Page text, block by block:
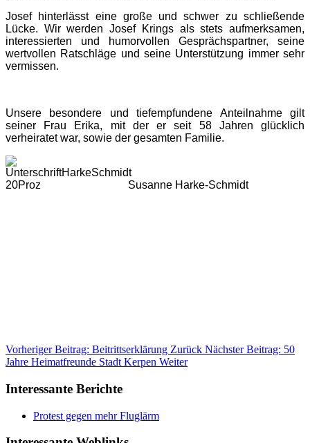
Josef hinterlässt eine große und schwer zu schließende
Lücke. Wir werden Josef Krings als stets aufmerksamen,
interessierten und humorvollen Gesprächspartner, seine
wertvollen Ratschläge und seine Unterstützung immer sehr
vermissen.
Unsere besondere und tiefempfundene Anteilnahme gilt
seiner Frau Erika, mit der er seit 58 Jahren glücklich
verheiratet war, sowie der gesamten Familie.
Susanne Harke-Schmidt
Vorheriger Beitrag: Beitrittserklärung Zurück Nächster Beitrag: 50
Jahre Heimatfreunde Stadt Kerpen Weiter
Interessante Berichte
Protest gegen mehr Fluglärm